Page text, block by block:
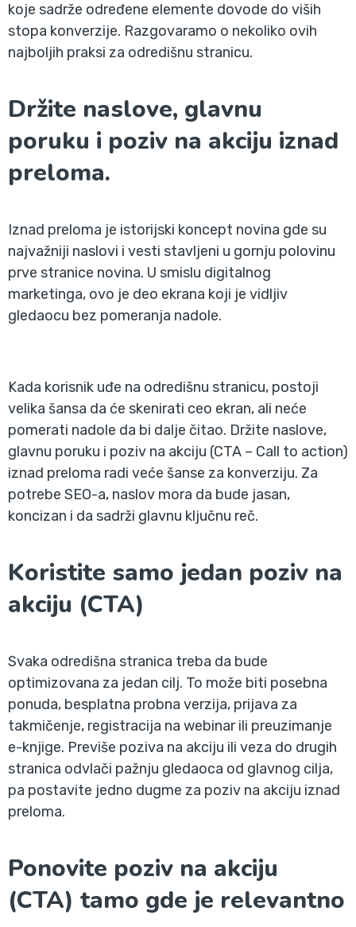
koje sadrže određene elemente dovode do viših
stopa konverzije. Razgovaramo o nekoliko ovih
najboljih praksi za odredišnu stranicu.
Držite naslove, glavnu
poruku i poziv na akciju iznad
preloma.
Iznad preloma je istorijski koncept novina gde su
najvažniji naslovi i vesti stavljeni u gornju polovinu
prve stranice novina. U smislu digitalnog
marketinga, ovo je deo ekrana koji je vidljiv
gledaocu bez pomeranja nadole.
Kada korisnik uđe na odredišnu stranicu, postoji
velika šansa da će skenirati ceo ekran, ali neće
pomerati nadole da bi dalje čitao. Držite naslove,
glavnu poruku i poziv na akciju (CTA – Call to action)
iznad preloma radi veće šanse za konverziju. Za
potrebe SEO-a, naslov mora da bude jasan,
koncizan i da sadrži glavnu ključnu reč.
Koristite samo jedan poziv na
akciju (CTA)
Svaka odredišna stranica treba da bude
optimizovana za jedan cilj. To može biti posebna
ponuda, besplatna probna verzija, prijava za
takmičenje, registracija na webinar ili preuzimanje
e-knjige. Previše poziva na akciju ili veza do drugih
stranica odvlači pažnju gledaoca od glavnog cilja,
pa postavite jedno dugme za poziv na akciju iznad
preloma.
Ponovite poziv na akciju
(CTA) tamo gde je relevantno